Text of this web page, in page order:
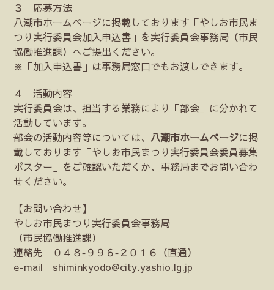
３ 応募方法
八潮市ホームページに掲載しております「やしお市民ま
つり実行委員会加入申込書」を実行委員会事務局（市民
協働推進課）へご提出ください。
※「加入申込書」は事務局窓口でもお渡しできます。
４ 活動内容
実行委員会は、担当する業務により「部会」に分かれて
活動しています。
部会の活動内容等については、 八潮市ホームページに掲
載しております「やしお市民まつり実行委員会委員募集
ポスター」をご確認いただくか、事務局までお問い合わ
せください。
【お問い合わせ】
やしお市民まつり実行委員会事務局
（市民協働推進課）
連絡先 ０４８‐９９６‐２０１６（直通）
e-mail shiminkyodo@city.yashio.lg.jp